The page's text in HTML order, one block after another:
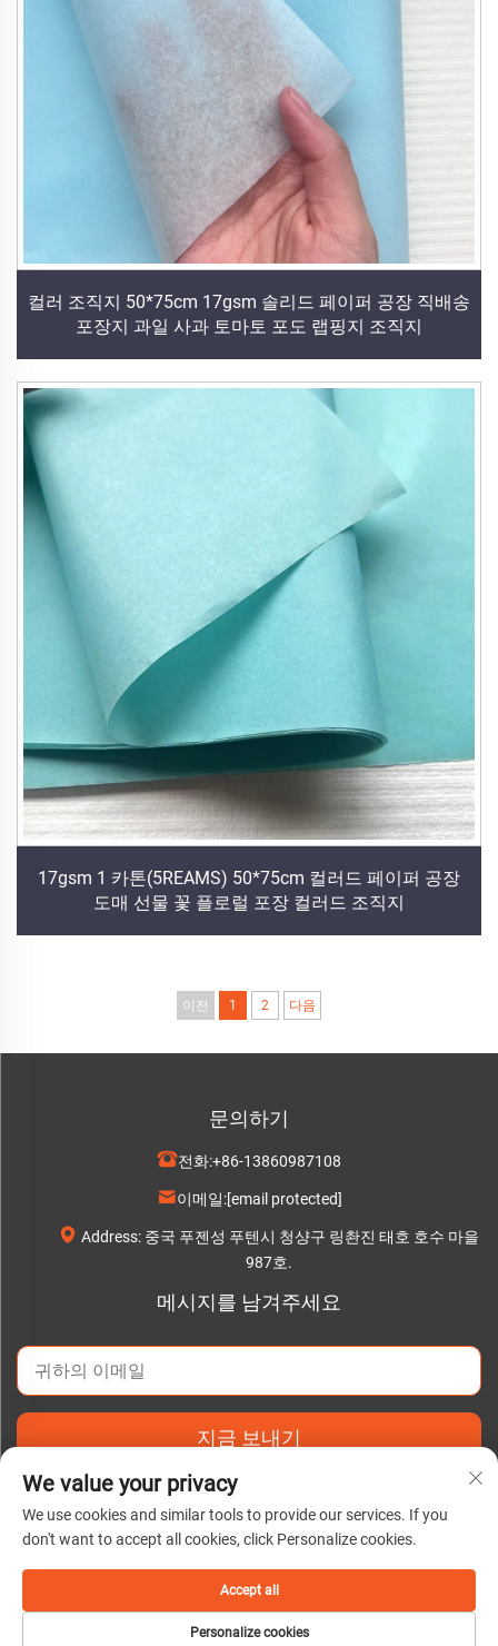
컬러 조직지 50*75cm 17gsm 솔리드 페이퍼 공장 직배송
포장지 과일 사과 토마토 포도 랩핑지 조직지
17gsm 1 카톤(5REAMS) 50*75cm 컬러드 페이퍼 공장
도매 선물 꽃 플로럴 포장 컬러드 조직지
이전 1 2 다음
문의하기
전화:+86-13860987108
이메일:[email protected]
Address: 중국 푸젠성 푸텐시 청샹구 링촨진 태호 호수 마을
987호.
메시지를 남겨주세요
지금 보내기
저작권 © 2025 Putian C&Q Paper Co., Ltd. | 개인정보 처리방침
We value your privacy
We use cookies and similar tools to provide our services. If you
don't want to accept all cookies, click Personalize cookies.
Personalize cookies
Accept all